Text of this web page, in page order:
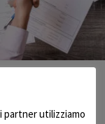
partner utilizziamo